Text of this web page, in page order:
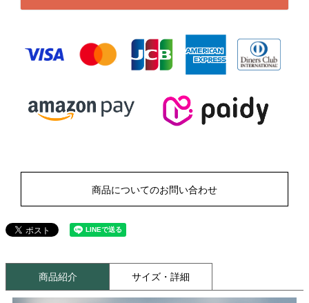
商品についてのお問い合わせ
商品紹介 サイズ・詳細